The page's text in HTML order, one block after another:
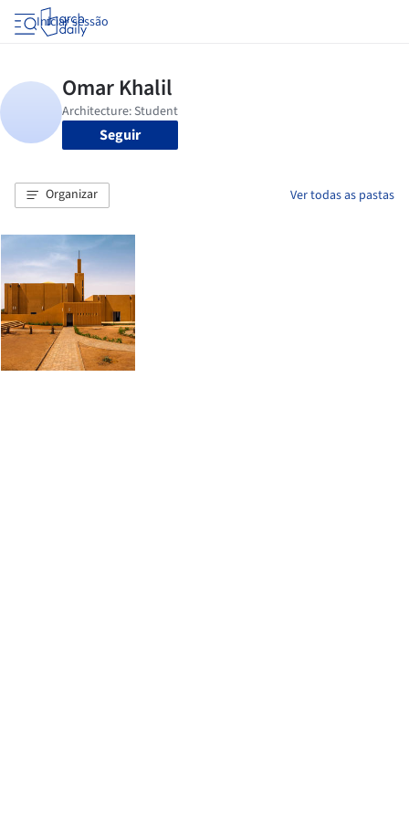
Iniciar sessão
Seguir
Organizar Ver todas as pastas